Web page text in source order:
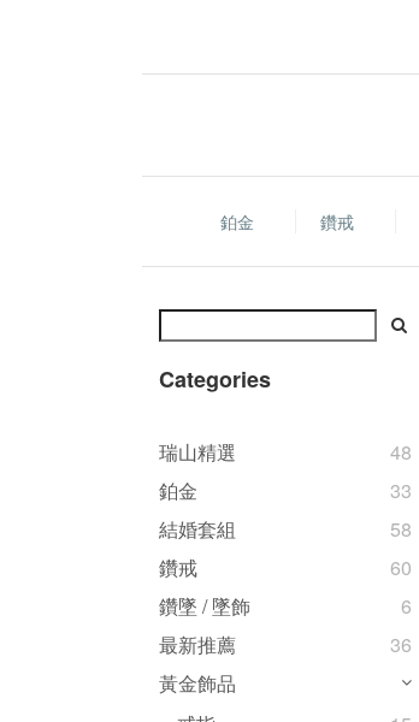
鉑金 鑽戒
Categories
瑞山精選
48
鉑金
33
結婚套組
58
鑽戒
60
鑽墜 / 墜飾
6
最新推薦
36
黃金飾品